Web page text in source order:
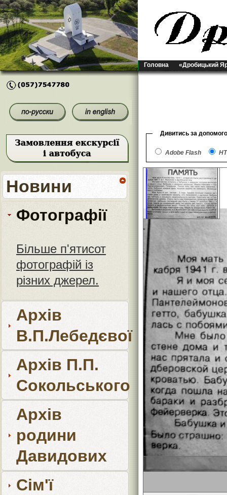
Головна «Дробицький
Новини
Фотографії
Більше п'ятисот
фотографій із
різних джерел.
Архів
В.П.Лебедєвої
Архів П.П.
Сокольського
Архів
родини
Давидових
Сім'ї
Дивитись за
Adobe Flash